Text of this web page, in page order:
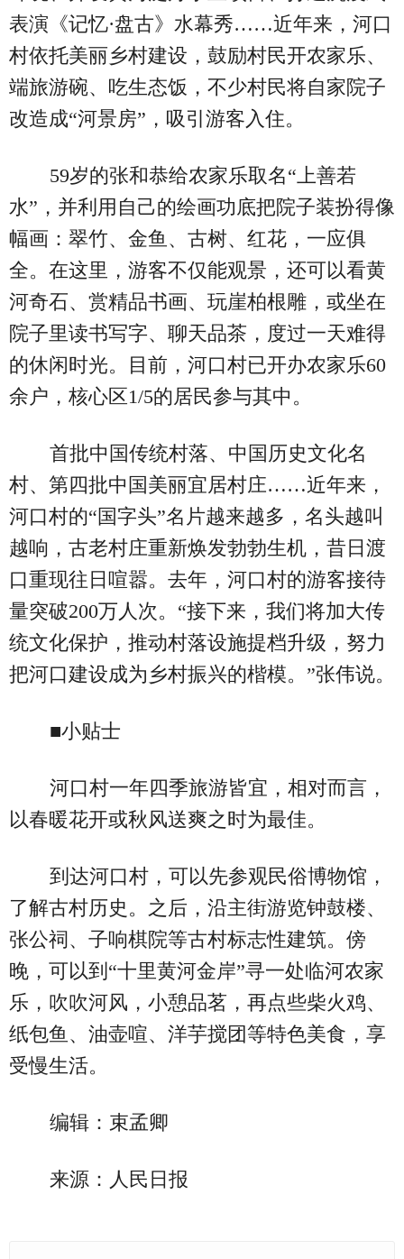
表演《记忆·盘古》水幕秀……近年来，河口
村依托美丽乡村建设，鼓励村民开农家乐、
端旅游碗、吃生态饭，不少村民将自家院子
改造成“河景房”，吸引游客入住。
59岁的张和恭给农家乐取名“上善若
水”，并利用自己的绘画功底把院子装扮得像
幅画：翠竹、金鱼、古树、红花，一应俱
全。在这里，游客不仅能观景，还可以看黄
河奇石、赏精品书画、玩崖柏根雕，或坐在
院子里读书写字、聊天品茶，度过一天难得
的休闲时光。目前，河口村已开办农家乐60
余户，核心区1/5的居民参与其中。
首批中国传统村落、中国历史文化名
村、第四批中国美丽宜居村庄……近年来，
河口村的“国字头”名片越来越多，名头越叫
越响，古老村庄重新焕发勃勃生机，昔日渡
口重现往日喧嚣。去年，河口村的游客接待
量突破200万人次。“接下来，我们将加大传
统文化保护，推动村落设施提档升级，努力
把河口建设成为乡村振兴的楷模。”张伟说。
■小贴士
河口村一年四季旅游皆宜，相对而言，
以春暖花开或秋风送爽之时为最佳。
到达河口村，可以先参观民俗博物馆，
了解古村历史。之后，沿主街游览钟鼓楼、
张公祠、子响棋院等古村标志性建筑。傍
晚，可以到“十里黄河金岸”寻一处临河农家
乐，吹吹河风，小憩品茗，再点些柴火鸡、
纸包鱼、油壶喧、洋芋搅团等特色美食，享
受慢生活。
编辑：束孟卿
来源：人民日报